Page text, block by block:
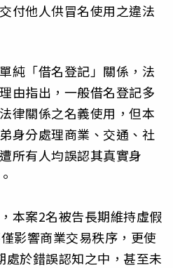
付他人供冒名使用之違法
純「借名登記」關係，法
由指出，一般借名登記多
律關係之名義使用，但本
身分處理商業、交通、社
所有人均誤認其真實身
本案2名被告長期維持虛假
影響商業交易秩序，更使
處於錯誤認知之中，甚至未